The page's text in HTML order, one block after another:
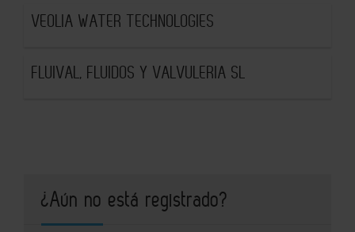
VEOLIA WATER TECHNOLOGIES
FLUIVAL, FLUIDOS Y VALVULERIA SL
¿Aún no está registrado?